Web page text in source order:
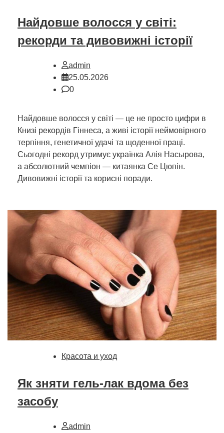
Найдовше волосся у світі:
рекорди та дивовижні історії
admin
25.05.2026
0
Найдовше волосся у світі — це не просто цифри в
Книзі рекордів Гіннеса, а живі історії неймовірного
терпіння, генетичної удачі та щоденної праці.
Сьогодні рекорд утримує українка Алія Насырова,
а абсолютний чемпіон — китаянка Се Цюпін.
Дивовижні історії та корисні поради.
Красота и уход
Як зняти гель-лак вдома без
засобу
admin